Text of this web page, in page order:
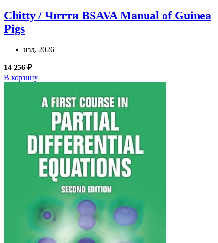
Chitty / Читти BSAVA Manual of Guinea
Pigs
изд. 2026
14 256 ₽
В корзину